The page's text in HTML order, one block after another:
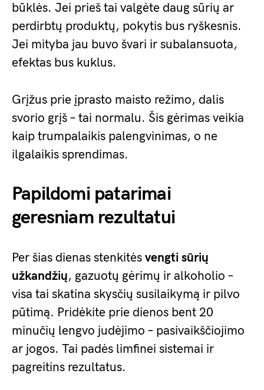
būklės. Jei prieš tai valgėte daug sūrių ar
perdirbtų produktų, pokytis bus ryškesnis.
Jei mityba jau buvo švari ir subalansuota,
efektas bus kuklus.
Grįžus prie įprasto maisto režimo, dalis
svorio grįš – tai normalu. Šis gėrimas veikia
kaip trumpalaikis palengvinimas, o ne
ilgalaikis sprendimas.
Papildomi patarimai
geresniam rezultatui
Per šias dienas stenkitės vengti sūrių
užkandžių, gazuotų gėrimų ir alkoholio –
visa tai skatina skysčių susilaikymą ir pilvo
pūtimą. Pridėkite prie dienos bent 20
minučių lengvo judėjimo – pasivaikščiojimo
ar jogos. Tai padės limfinei sistemai ir
pagreitins rezultatus.